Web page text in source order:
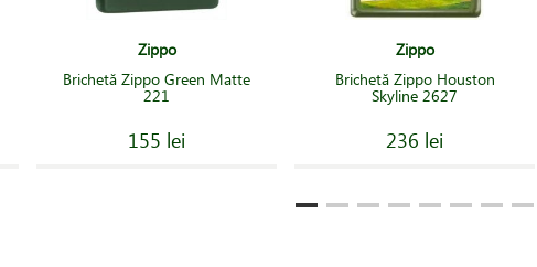
Zippo
Brichetă Zippo Green Matte
221
155 lei
Zippo
Brichetă Zippo Houston
Skyline 2627
236 lei